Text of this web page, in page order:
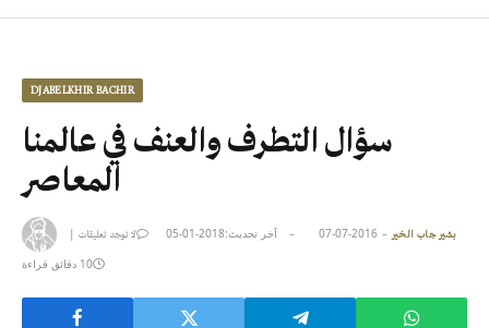
DJABELKHIR BACHIR
سؤال التطرف والعنف في عالمنا
المعاصر
| بشير جاب الخير 2016-07-07 آخر تحديث:2018-01-05 لا توجد تعليقات
10 دقائق قراءة